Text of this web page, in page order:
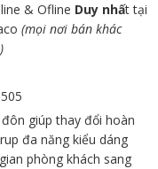
& Ofline Duy nhất tại
(mọi nơi bán khác
giúp thay đổi hoàn
đa năng kiểu dáng
phòng khách sang